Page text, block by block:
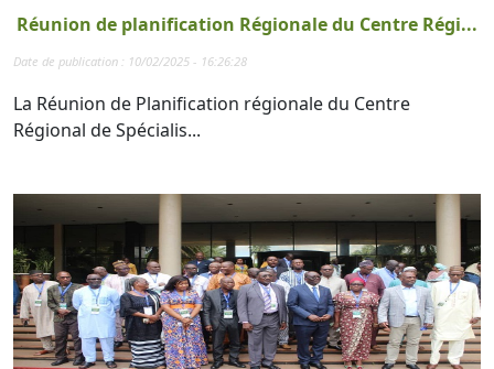
Réunion de planification Régionale du Centre Régi...
Date de publication : 10/02/2025 - 16:26:28
La Réunion de Planification régionale du Centre
Régional de Spécialis...